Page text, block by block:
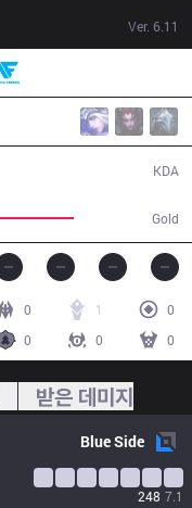
Ver. 6.11
Gold
KDA
0 1
0
0
0 0
받은 데미지
BlueSide
248 7.1